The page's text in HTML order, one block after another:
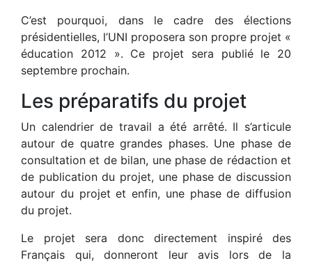
C’est pourquoi, dans le cadre des élections
présidentielles, l’UNI proposera son propre projet «
éducation 2012 ». Ce projet sera publié le 20
septembre prochain.
Les préparatifs du projet
Un calendrier de travail a été arrêté. Il s’articule
autour de quatre grandes phases. Une phase de
consultation et de bilan, une phase de rédaction et
de publication du projet, une phase de discussion
autour du projet et enfin, une phase de diffusion
du projet.
Le projet sera donc directement inspiré des
Français qui, donneront leur avis lors de la